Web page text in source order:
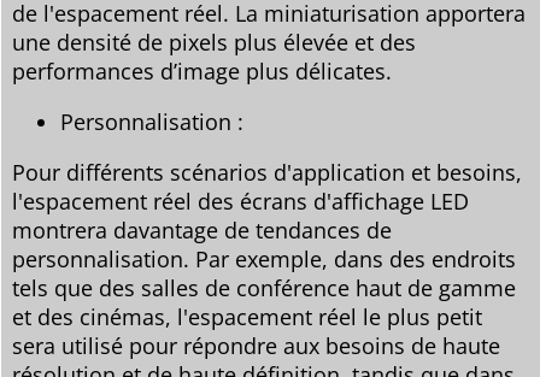
de l'espacement réel. La miniaturisation apportera
une densité de pixels plus élevée et des
performances d’image plus délicates.
Personnalisation :
Pour différents scénarios d'application et besoins,
l'espacement réel des écrans d'affichage LED
montrera davantage de tendances de
personnalisation. Par exemple, dans des endroits
tels que des salles de conférence haut de gamme
et des cinémas, l'espacement réel le plus petit
sera utilisé pour répondre aux besoins de haute